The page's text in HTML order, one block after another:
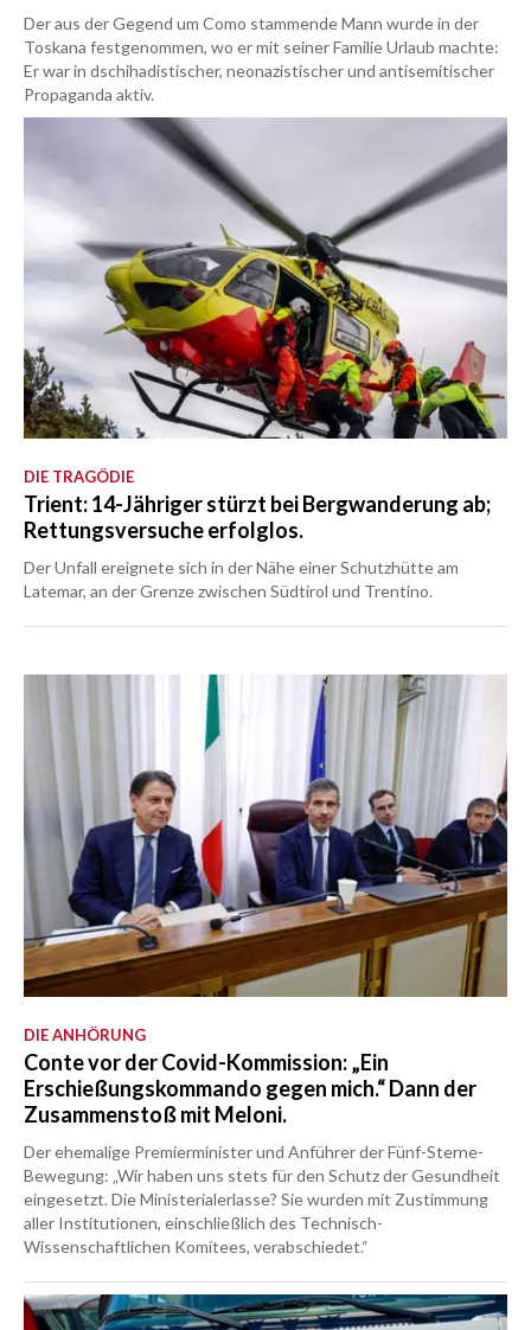
Der aus der Gegend um Como stammende Mann wurde in der
Toskana festgenommen, wo er mit seiner Familie Urlaub machte:
Er war in dschihadistischer, neonazistischer und antisemitischer
Propaganda aktiv.
DIE TRAGÖDIE
Trient: 14-Jähriger stürzt bei Bergwanderung ab;
Rettungsversuche erfolglos.
Der Unfall ereignete sich in der Nähe einer Schutzhütte am
Latemar, an der Grenze zwischen Südtirol und Trentino.
DIE ANHÖRUNG
Conte vor der Covid-Kommission: „Ein
Erschießungskommando gegen mich.“ Dann der
Zusammenstoß mit Meloni.
Der ehemalige Premierminister und Anführer der Fünf-Sterne-
Bewegung: „Wir haben uns stets für den Schutz der Gesundheit
eingesetzt. Die Ministerialerlasse? Sie wurden mit Zustimmung
aller Institutionen, einschließlich des Technisch-
Wissenschaftlichen Komitees, verabschiedet.“